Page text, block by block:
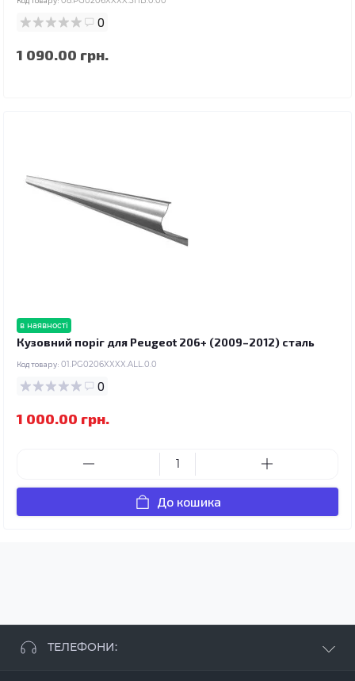
0
1 090.00 грн.
в наявності
Кузовний поріг для Peugeot 206+ (2009–2012) сталь
Код товару: 01.PG0206XXXX.ALL.0.0
0
1 000.00 грн.
До кошика
ТЕЛЕФОНИ: